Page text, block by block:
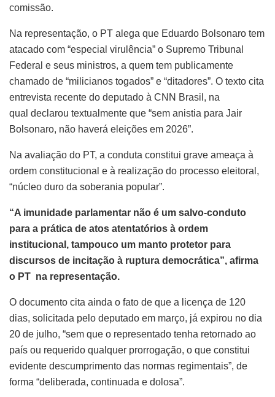
comissão.
Na representação, o PT alega que Eduardo Bolsonaro tem
atacado com “especial virulência” o Supremo Tribunal
Federal e seus ministros, a quem tem publicamente
chamado de “milicianos togados” e “ditadores”. O texto cita
entrevista recente do deputado à CNN Brasil, na
qual declarou textualmente que “sem anistia para Jair
Bolsonaro, não haverá eleições em 2026”.
Na avaliação do PT, a conduta constitui grave ameaça à
ordem constitucional e à realização do processo eleitoral,
“núcleo duro da soberania popular”.
“A imunidade parlamentar não é um salvo-conduto
para a prática de atos atentatórios à ordem
institucional, tampouco um manto protetor para
discursos de incitação à ruptura democrática”, afirma
o PT na representação.
O documento cita ainda o fato de que a licença de 120
dias, solicitada pelo deputado em março, já expirou no dia
20 de julho, “sem que o representado tenha retornado ao
país ou requerido qualquer prorrogação, o que constitui
evidente descumprimento das normas regimentais”, de
forma “deliberada, continuada e dolosa”.